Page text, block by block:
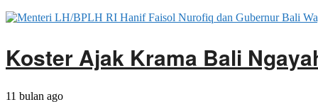
Koster Ajak Krama Bali
11 bulan ago